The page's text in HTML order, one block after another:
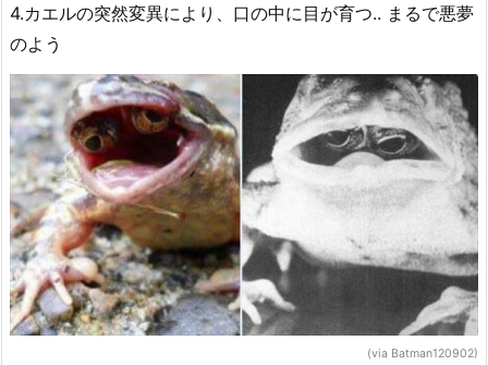
4.カエルの突然変異により、口の中に目が育つ.. まるで悪夢
のよう
(via Batman120902)